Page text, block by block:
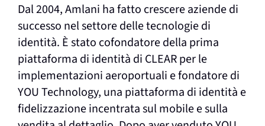
Dal 2004, Amlani ha fatto crescere aziende di
successo nel settore delle tecnologie di
identità. È stato cofondatore della prima
piattaforma di identità di CLEAR per le
implementazioni aeroportuali e fondatore di
YOU Technology, una piattaforma di identità e
fidelizzazione incentrata sul mobile e sulla